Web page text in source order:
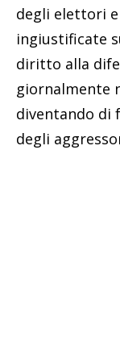
degli elettori
ingiustificate
diritto alla
giornalmente
diventando di
degli